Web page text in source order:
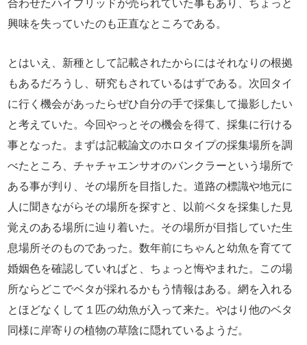
合わせたハイブリッドが売られていた事もあり、ちょっと
興味を失っていたのも正直なところである。
とはいえ、新種として記載されたからにはそれなりの根拠
もあるだろうし、研究もされているはずである。次回タイ
に行く機会があったらぜひ自分の手で採集して撮影したい
と考えていた。今回やっとその機会を得て、採集に行ける
事となった。まずは記載論文のホロタイプの採集場所を調
べたところ、チャチャエンサオのバンクラーという場所で
ある事が判り、その場所を目指した。道路の標識や地元に
人に聞きながらその場所を探すと、以前ベタを採集した見
覚えのある場所に辿り着いた。その場所が目指していた生
息場所そのものであった。数年前にちゃんと幼魚を育てて
婚姻色を確認していればと、ちょっと悔やまれた。この場
所ならどこでベタが採れるかもう情報はある。網を入れる
とほどなくして１匹の幼魚が入って来た。やはり他のベタ
同様に岸寄りの植物の草陰に隠れているようだ。